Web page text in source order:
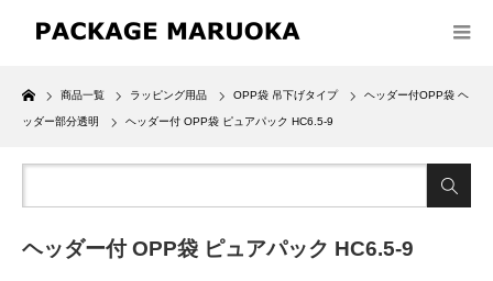
Home
商品一覧 ラッピング用品 OPP袋 吊下げタイプ ヘッダー付OPP袋 ヘ
ッダー部分透明 ヘッダー付 OPP袋 ピュアパック HC6.5-9
ヘッダー付 OPP袋 ピュアパック HC6.5-9